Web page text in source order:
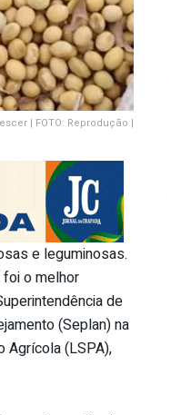
| FOTO: Reprodução |
e leguminosas.
foi o melhor
de
(Seplan) na
Agrícola (LSPA),